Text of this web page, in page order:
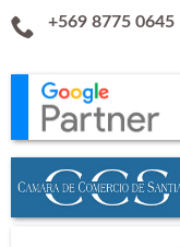
+569 8775 0645|